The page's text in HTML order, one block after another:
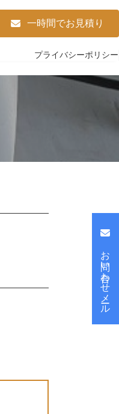
一時間でお見積り
プライバシーポリシー
お問い合わせメール